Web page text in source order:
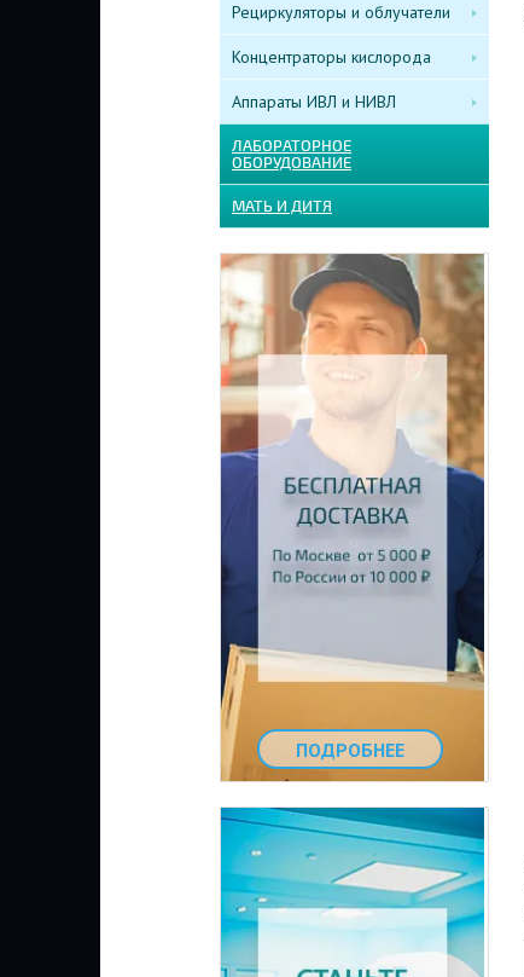
Рециркуляторы и облучатели
Концентраторы кислорода
Аппараты ИВЛ и НИВЛ
ЛАБОРАТОРНОЕ
ОБОРУДОВАНИЕ
МАТЬ И ДИТЯ
ПОДРОБНЕЕ